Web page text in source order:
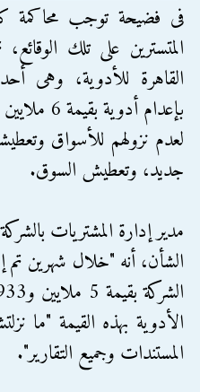
فى فضيحة توجب محاكمة كل
المتسترين على تلك
القاهرة للأدوية، وهى
بإعدام
لعدم نزولهم للأسواق
جديد، وتعطيش السوق.
مدير إدارة المشتريات
الشأن، أنه "خلال شهرين تم
الأدوية بهذه القيمة "ما
المستندات وجميع التقارير".